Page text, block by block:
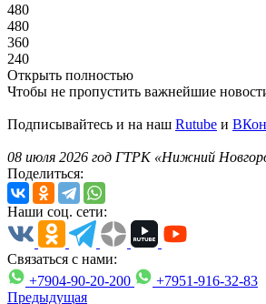
480
480
360
240
Открыть полностью
Чтобы не пропустить важнейшие
Подписывайтесь и на наш Rutube и
08 июля 2026 год ГТРК «Нижний
Поделиться:
Наши соц. сети:
Связаться с нами:
+7904-90-20-200
+7951-916-32-83
Предыдущая